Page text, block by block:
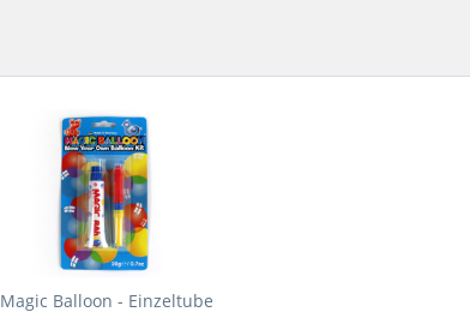
Magic Balloon - Einzeltube